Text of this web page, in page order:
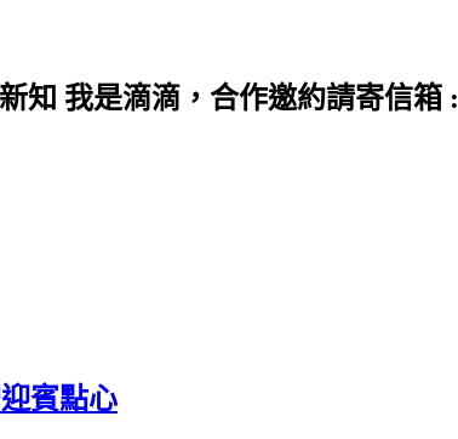
我是滴滴，合作邀約請寄信箱 :
賓點心